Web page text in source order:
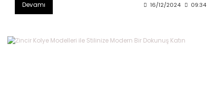
Devamı 16/12/2024 09:34